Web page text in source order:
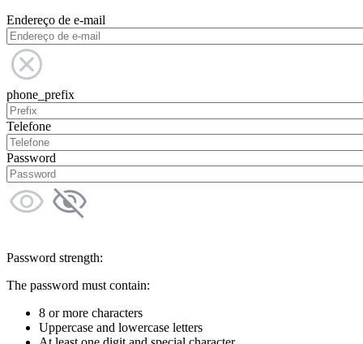
Endereço de e-mail
phone_prefix
Telefone
Password
Password strength:
The password must contain:
8 or more characters
Uppercase and lowercase letters